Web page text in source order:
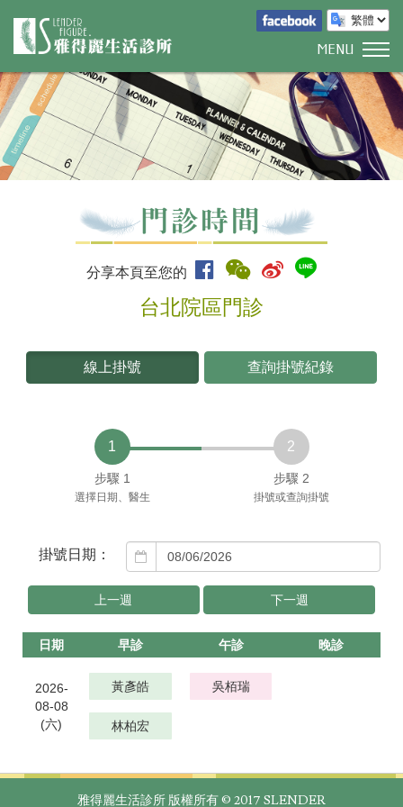
MENU
分享本頁至您的
台北院區門診
線上掛號 查詢掛號紀錄
1
步驟 1
選擇日期、醫生
2
步驟 2
掛號或查詢掛號
上一週
下一週
日期 早診 午診 晚診
2026-
08-08
(六)
黃彥皓
林柏宏
吳栢瑞
雅得麗生活診所 版權所有 © 2017 SLENDER